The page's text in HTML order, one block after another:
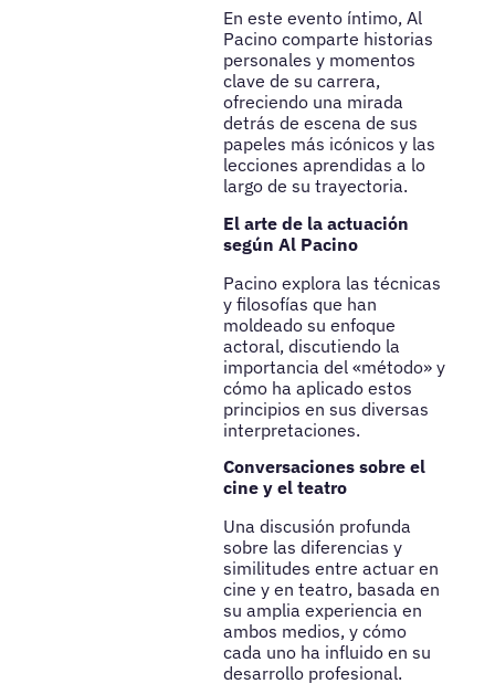
En este evento íntimo, Al
Pacino comparte historias
personales y momentos
clave de su carrera,
ofreciendo una mirada
detrás de escena de sus
papeles más icónicos y las
lecciones aprendidas a lo
largo de su trayectoria.
El arte de la actuación
según Al Pacino
Pacino explora las técnicas
y filosofías que han
moldeado su enfoque
actoral, discutiendo la
importancia del «método» y
cómo ha aplicado estos
principios en sus diversas
interpretaciones.
Conversaciones sobre el
cine y el teatro
Una discusión profunda
sobre las diferencias y
similitudes entre actuar en
cine y en teatro, basada en
su amplia experiencia en
ambos medios, y cómo
cada uno ha influido en su
desarrollo profesional.